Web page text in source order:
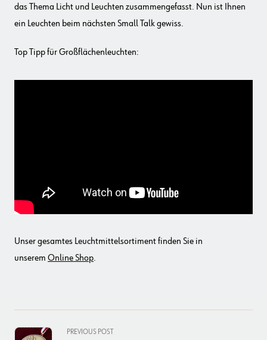
das Thema Licht und Leuchten zusammengefasst. Nun ist Ihnen
ein Leuchten beim nächsten Small Talk gewiss.
Top Tipp für Großflächenleuchten:
Unser gesamtes Leuchtmittelsortiment finden Sie in
unserem Online Shop.
<span
PREVIOUS POST